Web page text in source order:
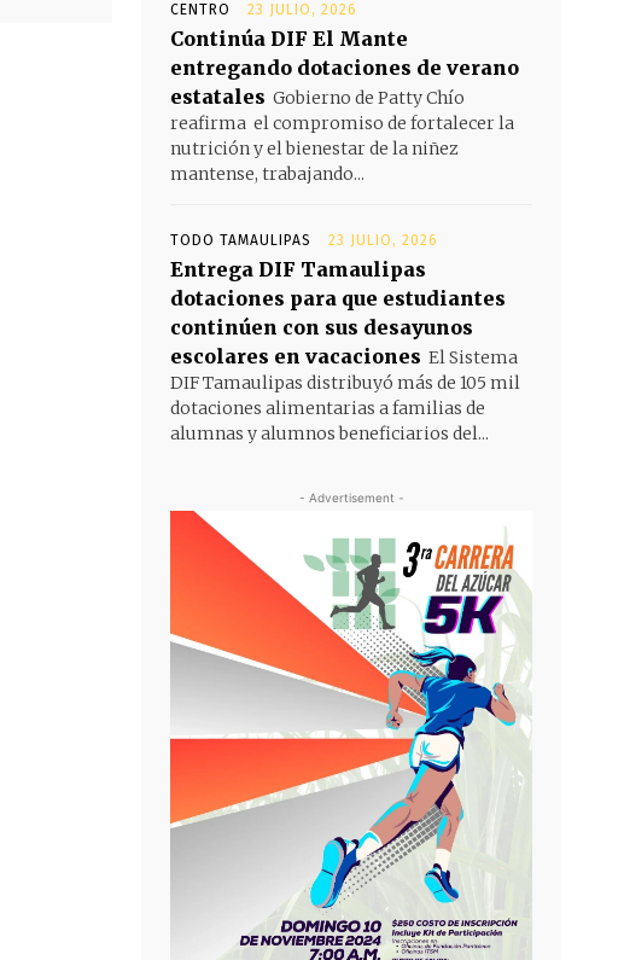
CENTRO 23 JULIO, 2026
Continúa DIF El Mante
entregando dotaciones de verano
estatales Gobierno de Patty Chío
reafirma el compromiso de fortalecer la
nutrición y el bienestar de la niñez
mantense, trabajando...
TODO TAMAULIPAS 23 JULIO, 2026
Entrega DIF Tamaulipas
dotaciones para que estudiantes
continúen con sus desayunos
escolares en vacaciones El Sistema
DIF Tamaulipas distribuyó más de 105 mil
dotaciones alimentarias a familias de
alumnas y alumnos beneficiarios del...
- Advertisement -